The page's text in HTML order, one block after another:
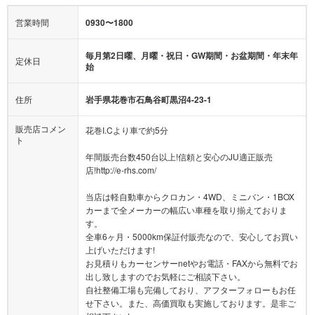
営業時間 0930〜1800
定休日
毎月第2日曜、月曜・祝日・GW期間・お盆期間・年末年
始
住所 岩手県花巻市石鳥谷町黒沼4-23-1
販売店コメン
ト
花巻I.Cより車で約5分
年間販売台数450台以上!信頼と安心のJU適正販売
店!http://e-rhs.com/
当店は軽自動車からクロカン・4WD、ミニバン・1BOX
カーまで全メーカーの幅広い車種を取り揃えておりま
す。
全車6ヶ月・5000km保証付販売なので、安心してお買い
上げいただけます!
お見積りもカーセンサーnetやお電話・FAXから無料でお
出し致しますのでお気軽にご相談下さい。
自社整備工場も完備しており、アフターフォローもお任
せ下さい。また、高価買取も実施しております。是非ご